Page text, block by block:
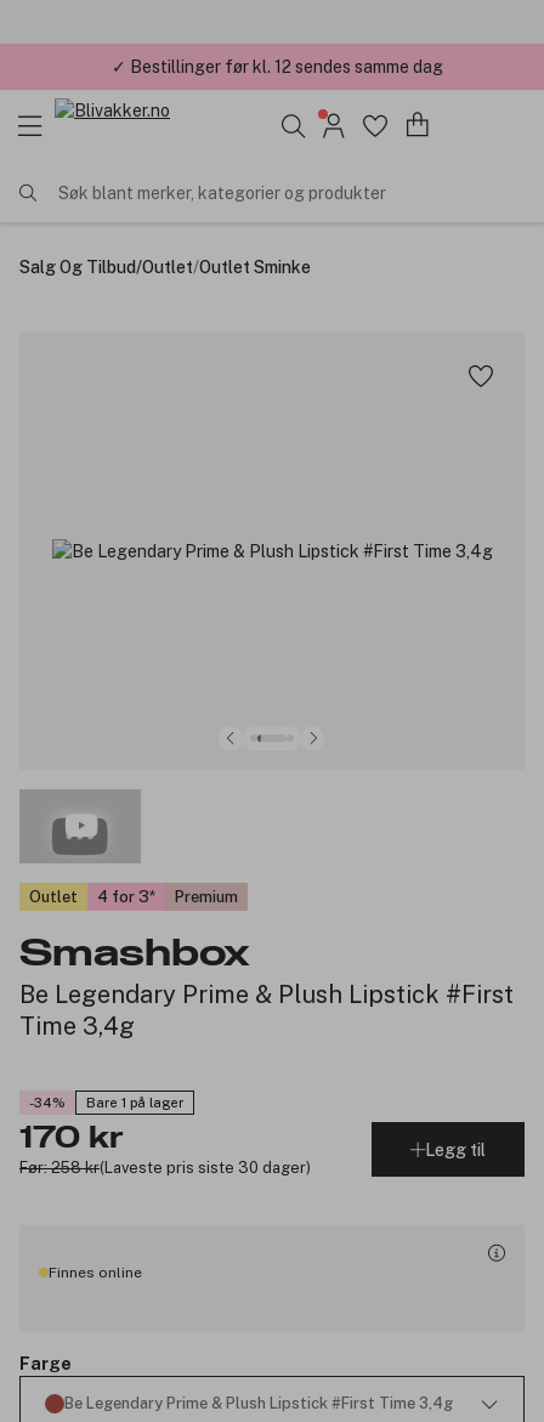
✓ Bestillinger før kl. 12 sendes samme dag
Søk blant merker, kategorier og produkter
Salg Og Tilbud/Outlet/Outlet Sminke
Outlet 4 for 3 Premium
Smashbox
Be Legendary Prime & Plush Lipstick #First
Time 3,4g
-34% Bare 1 på lager
170 kr
Før: 258 kr(Laveste pris siste 30 dager)
Legg til
Finnes online
Farge
Be Legendary Prime & Plush Lipstick #First Time 3,4g